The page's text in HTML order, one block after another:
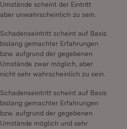
Umstände scheint der Eintritt
aber unwahrscheinlich zu sein.
Schadenseintritt scheint auf Basis
bislang gemachter Erfahrungen
bzw. aufgrund der gegebenen
Umstände zwar möglich, aber
nicht sehr wahrscheinlich zu sein.
Schadenseintritt scheint auf Basis
bislang gemachter Erfahrungen
bzw. aufgrund der gegebenen
Umstände möglich und sehr